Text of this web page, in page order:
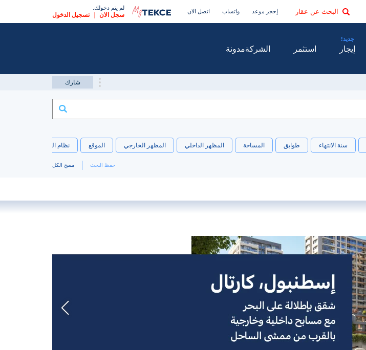
شارك
سنة الانتهاء طوابق المساحة المظهر الداخلي المظهر الخارجي الموقع نظام التدفئة
مسح الكل حفظ البحث
إيجار استثمر الشركةمدونة
البحث عن عقار اتصل الان واتساب إحجز موعد
لم يتم دخولك.
سجل الان تسجيل الدخول